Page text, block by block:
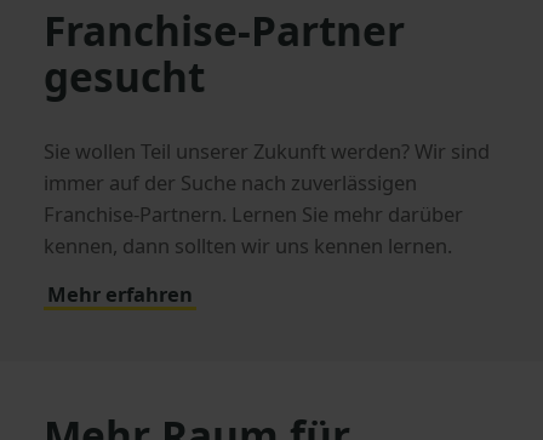
Franchise-Partner
gesucht
Sie wollen Teil unserer Zukunft werden? Wir sind
immer auf der Suche nach zuverlässigen
Franchise-Partnern. Lernen Sie mehr darüber
kennen, dann sollten wir uns kennen lernen.
Mehr erfahren